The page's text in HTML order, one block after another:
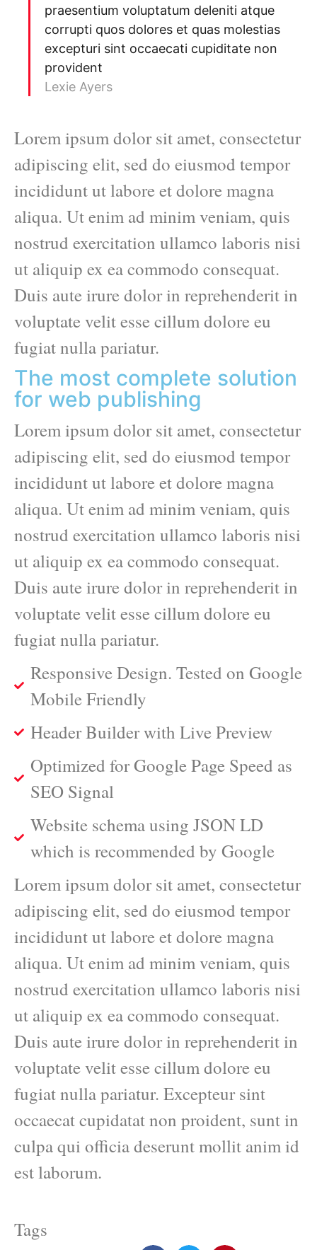
praesentium voluptatum deleniti atque
corrupti quos dolores et quas molestias
excepturi sint occaecati cupiditate non
provident
Lexie Ayers
Lorem ipsum dolor sit amet, consectetur
adipiscing elit, sed do eiusmod tempor
incididunt ut labore et dolore magna
aliqua. Ut enim ad minim veniam, quis
nostrud exercitation ullamco laboris nisi
ut aliquip ex ea commodo consequat.
Duis aute irure dolor in reprehenderit in
voluptate velit esse cillum dolore eu
fugiat nulla pariatur.
The most complete solution
for web publishing
Lorem ipsum dolor sit amet, consectetur
adipiscing elit, sed do eiusmod tempor
incididunt ut labore et dolore magna
aliqua. Ut enim ad minim veniam, quis
nostrud exercitation ullamco laboris nisi
ut aliquip ex ea commodo consequat.
Duis aute irure dolor in reprehenderit in
voluptate velit esse cillum dolore eu
fugiat nulla pariatur.
Responsive Design. Tested on Google
Mobile Friendly
Header Builder with Live Preview
Optimized for Google Page Speed as
SEO Signal
Website schema using JSON LD
which is recommended by Google
Lorem ipsum dolor sit amet, consectetur
adipiscing elit, sed do eiusmod tempor
incididunt ut labore et dolore magna
aliqua. Ut enim ad minim veniam, quis
nostrud exercitation ullamco laboris nisi
ut aliquip ex ea commodo consequat.
Duis aute irure dolor in reprehenderit in
voluptate velit esse cillum dolore eu
fugiat nulla pariatur. Excepteur sint
occaecat cupidatat non proident, sunt in
culpa qui officia deserunt mollit anim id
est laborum.
Tags